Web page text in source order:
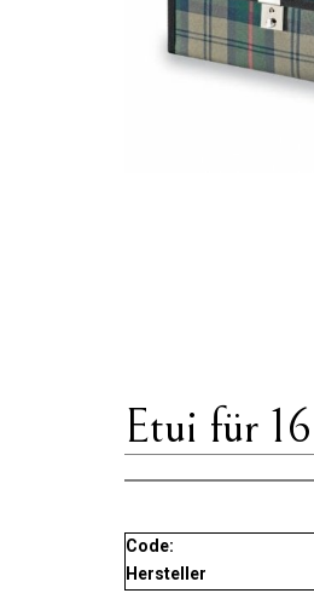
Etui für
Code:
Hersteller